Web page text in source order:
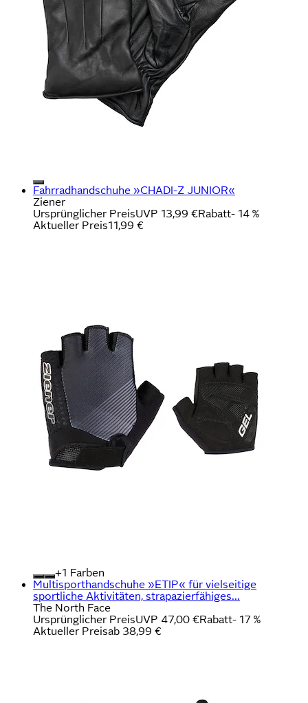
Fahrradhandschuhe »CHADI-Z JUNIOR«
Ziener
Ursprünglicher PreisUVP 13,99 €Rabatt- 14 %
Aktueller Preis11,99 €
+
Farben
Multisporthandschuhe »ETIP« für vielseitige
sportliche Aktivitäten, strapazierfähiges...
The North Face
Ursprünglicher PreisUVP 47,00 €Rabatt- 17 %
Aktueller Preisab 38,99 €